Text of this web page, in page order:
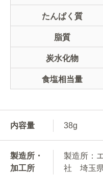
たんぱく質
脂質
炭水化物
食塩相当量
内容量 38g
製造所・
加工所
製造所：
社 埼玉県